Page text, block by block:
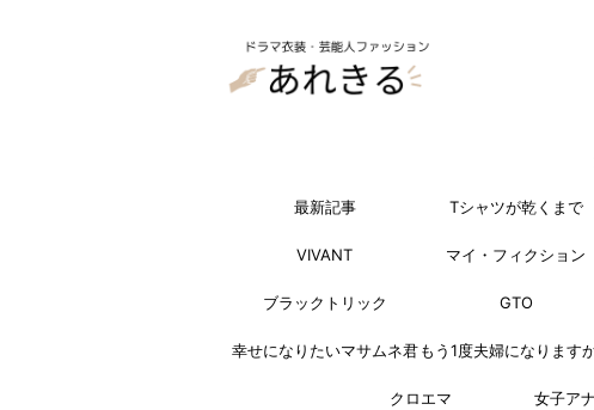
最新記事 Tシャツが乾くまで
VIVANT マイ・フィクション
ブラックトリック GTO
幸せになりたいマサムネ君 もう1度夫婦になります
クロエマ 女子ア